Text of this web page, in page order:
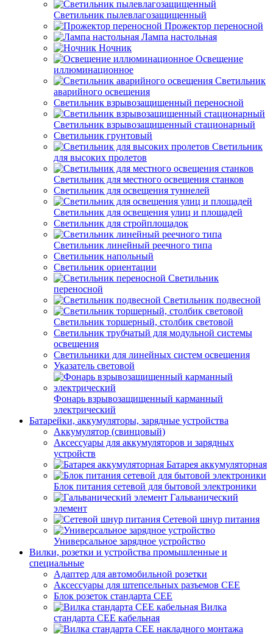
Светильник пылевлагозащищенный
Прожектор переносной
Лампа настольная
Ночник
Освещение
иллюминационное
Светильник
аварийного освещения
Светильник взрывозащищенный переносной
Светильник взрывозащищенный стационарный
Светильник грунтовый
Светильник
для высоких пролетов
Светильник для местного освещения станков
Светильник для освещения туннелей
Светильник для освещения улиц и площадей
Светильник для стройплощадок
Светильник линейный реечного типа
Светильник напольный
Светильник ориентации
Светильник
переносной
Светильник подвесной
Светильник торшерный, столбик световой
Светильник трубчатый для модульной системы
освещения
Светильники для линейных систем освещения
Указатель световой
Фонарь взрывозащищенный карманный
электрический
Батарейки, аккумуляторы, зарядные устройства
Аккумулятор (свинцовый)
Аксессуары для аккумуляторов и зарядных
устройств
Батарея аккумуляторная
Блок питания сетевой для бытовой электроники
Гальванический
элемент
Сетевой шнур питания
Универсальное зарядное устройство
Вилки, розетки и устройства промышленные и
специальные
Адаптер для автомобильной розетки
Аксессуары для штепсельных разъемов CEE
Блок розеток стандарта CEE
Вилка
стандарта CEE кабельная